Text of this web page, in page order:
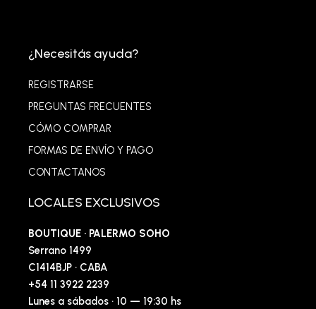
¿Necesitás ayuda?
REGISTRARSE
PREGUNTAS FRECUENTES
CÓMO COMPRAR
FORMAS DE ENVÍO Y PAGO
CONTACTANOS
LOCALES EXCLUSIVOS
BOUTIQUE · PALERMO SOHO
Serrano 1499
C1414BJP · CABA
+54 11 3922 2239
Lunes a sábados · 10 — 19:30 hs